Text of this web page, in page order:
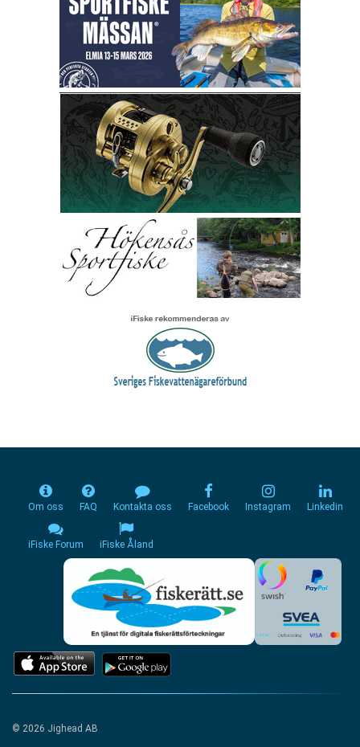
Om oss FAQ Kontakta oss Facebook Instagram Linkedin
iFiske Forum iFiske Åland
© 2026 Jighead AB